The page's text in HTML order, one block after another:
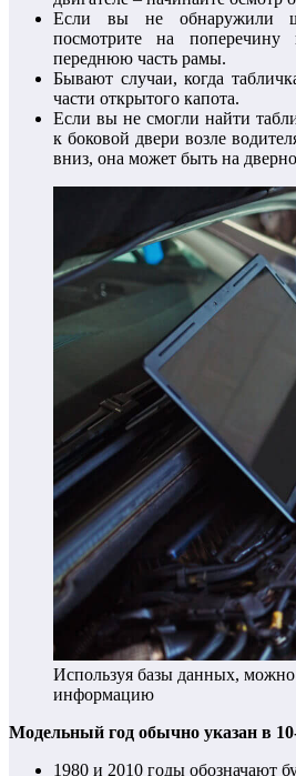
Если вы не обнаружили
посмотрите на
переднюю часть рамы.
Бывают случаи, когда
части открытого капота.
Если вы не смогли найти
к боковой двери возле
вниз, она может быть на
Используя базы данных,
информацию
Модельный год обычно указан в
1980 и 2010 годы обозначают